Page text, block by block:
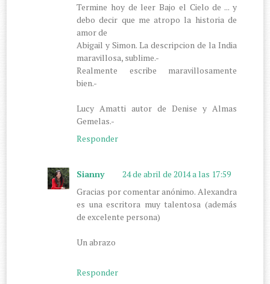
Termine hoy de leer Bajo el Cielo de ... y
debo decir que me atropo la historia de
amor de
Abigail y Simon. La descripcion de la India
maravillosa, sublime.-
Realmente escribe maravillosamente
bien.-
Lucy Amatti autor de Denise y Almas
Gemelas.-
Responder
Sianny
24 de abril de 2014 a las 17:59
Gracias por comentar anónimo. Alexandra
es una escritora muy talentosa (además
de excelente persona)
Un abrazo
Responder